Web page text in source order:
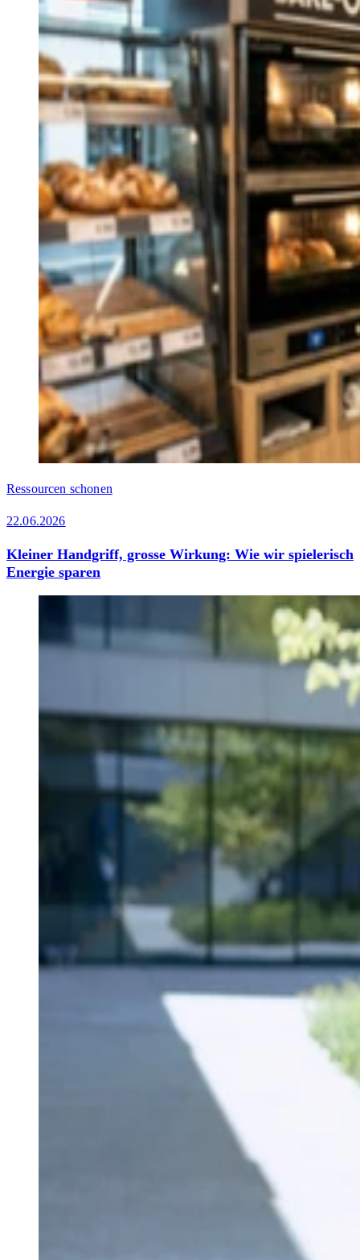
Ressourcen schonen
22.06.2026
Kleiner Handgriff, grosse Wirkung: Wie wir spielerisch
Energie sparen